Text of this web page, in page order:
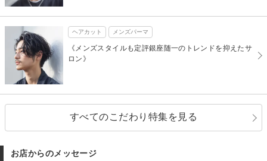
ヘアカット メンズパーマ
《メンズスタイルも定評銀座随一のトレンドを抑えたサ
ロン》
すべてのこだわり特集を見る
お店からのメッセージ